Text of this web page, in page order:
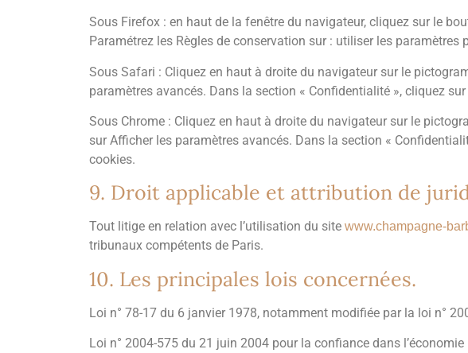
Sous Firefox : en haut de la fenêtre du navigateur, cliquez sur le
Paramétrez les Règles de conservation sur : utiliser les
Sous Safari : Cliquez en haut à droite du navigateur sur le
paramètres avancés. Dans la section « Confidentialité », cliquez
Sous Chrome : Cliquez en haut à droite du navigateur sur le
sur Afficher les paramètres avancés. Dans la section «
cookies.
9. Droit applicable et attribution de
Tout litige en relation avec l’utilisation du site www.champagne-
tribunaux compétents de Paris.
10. Les principales lois concernées.
Loi n° 78-17 du 6 janvier 1978, notamment modifiée par la loi n°
Loi n° 2004-575 du 21 juin 2004 pour la confiance dans l’économie